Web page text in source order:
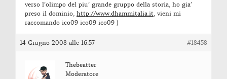
verso l’olimpo del piu’ grande gruppo della storia, ho gia’
preso il dominio, http://www.dhammitalia.it, vieni mi
raccomando ico09 ico09 ico09 )
14 Giugno 2008 alle 16:57 #18458
Thebeatter
Moderatore